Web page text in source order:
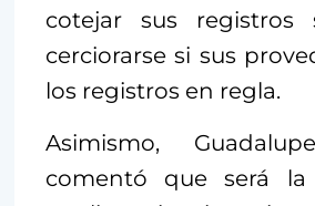
cotejar sus registros
cerciorarse si sus
los registros en regla.
Asimismo,
comentó que será